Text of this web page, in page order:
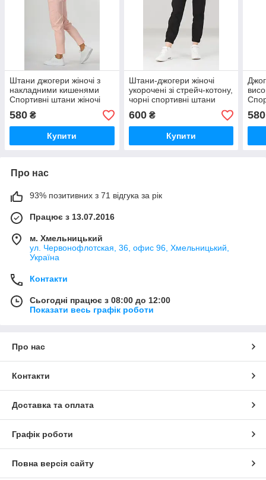
Штани джогери жіночі з
накладними кишенями
Спортивні штани жіночі
джогери зі стрейч-котону
VS 1190
580 ₴
Купити
Штани-джогери жіночі
укорочені зі стрейч-котону,
чорні спортивні штани
жіночі на манжетах VS
1105
600₴
Купити
VS
580
Про нас
93% позитивних з 71 відгука за рік
Працює з 13.07.2016
м. Хмельницький
ул. Червонофлотская, 36, офис 96, Хмельницький,
Україна
Контакти
Сьогодні працює з 08:00 до 12:00
Показати весь графік роботи
Про нас
Контакти
Доставка та оплата
Графік роботи
Повна версія сайту